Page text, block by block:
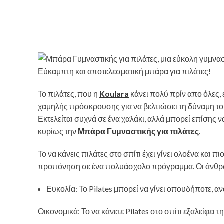
Εύκαμπτη και αποτελεσματική μπάρα για πιλάτες!
Το πιλάτες, που η Koulara κάνει πολύ πρίν απο όλες,
χαμηλής πρόσκρουσης για να βελτιώσει τη δύναμη
Εκτελείται συχνά σε ένα χαλάκι, αλλά μπορεί
κυρίως την Μπάρα Γυμναστικής για πιλάτες.
Το να κάνεις πιλάτες στο σπίτι έχει γίνει ολοένα και
προπόνηση σε ένα πολυάσχολο πρόγραμμα. Οι
Ευκολία: Το Pilates μπορεί να γίνει οπουδήποτε,
Οικονομικά: Το να κάνετε Pilates στο σπίτι